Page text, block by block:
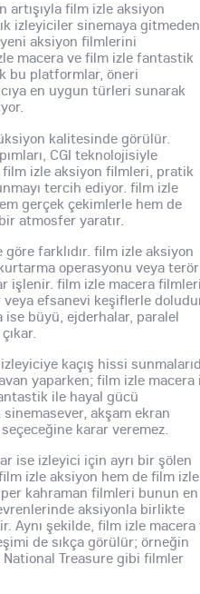
artışıyla film izle aksiyon
izleyiciler sinemaya
aksiyon filmlerini
macera ve film izle fantastik
bu platformlar, öneri
en uygun türleri sunarak
kalitesinde görülür.
CGI teknolojisiyle
film izle aksiyon filmleri, pratik
tercih ediyor. film izle
gerçek çekimlerle hem de
atmosfer yaratır.
farklıdır. film izle aksiyon
operasyonu veya terör
işlenir. film izle macera
efsanevi keşiflerle
ise büyü, ejderhalar, paralel
kaçış hissi
yaparken; film izle macera
ile hayal gücü
sinemasever, akşam ekran
karar veremez.
ise izleyici için ayrı bir şölen
izle aksiyon hem de film izle
kahraman filmleri bunun en
aksiyonla birlikte
Aynı şekilde, film izle macera
de sıkça görülür; örneğin
Treasure gibi filmler